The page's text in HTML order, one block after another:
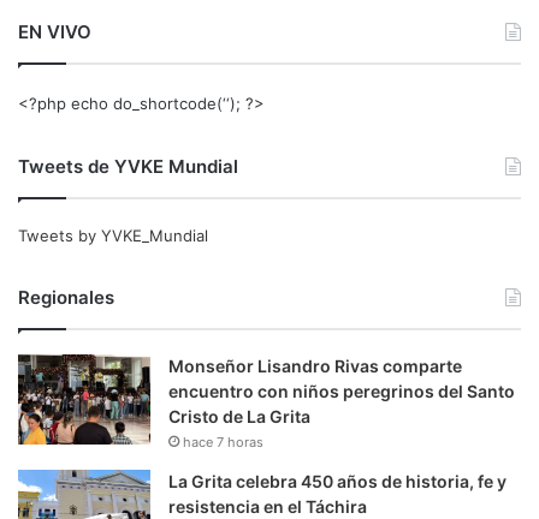
EN VIVO
<?php echo do_shortcode(‘‘); ?>
Tweets de YVKE Mundial
Tweets by YVKE_Mundial
Regionales
Monseñor Lisandro Rivas comparte
encuentro con niños peregrinos del Santo
Cristo de La Grita
hace 7 horas
La Grita celebra 450 años de historia, fe y
resistencia en el Táchira